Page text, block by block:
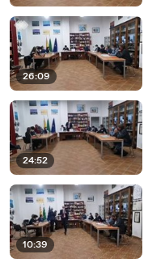
26:09
24:52
10:39